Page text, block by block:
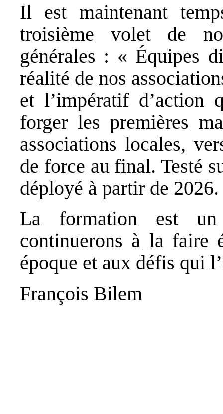
Il est maintenant
troisième volet de
générales : « Équipes
réalité de nos
et l’impératif d’action
forger les premières
associations locales,
de force au final. Testé
déployé à partir de 2026.
La formation est
continuerons à la faire
époque et aux défis qui
François Bilem